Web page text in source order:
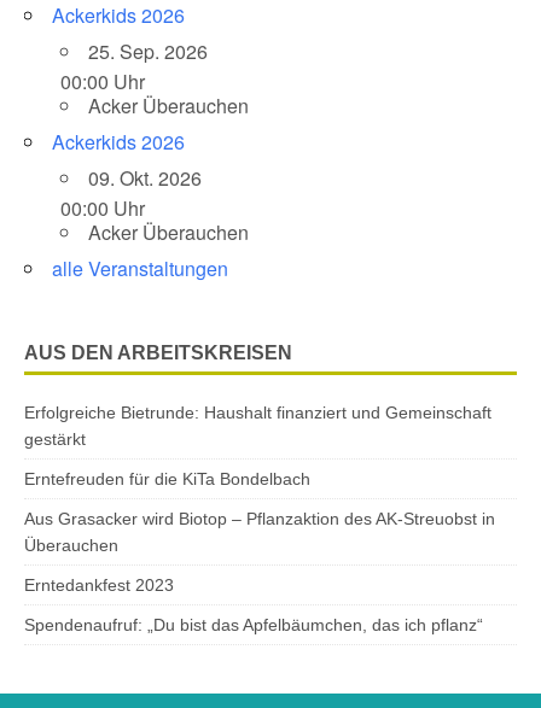
Ackerkids 2026
25. Sep. 2026
00:00 Uhr
Acker Überauchen
Ackerkids 2026
09. Okt. 2026
00:00 Uhr
Acker Überauchen
alle Veranstaltungen
AUS DEN ARBEITSKREISEN
Erfolgreiche Bietrunde: Haushalt finanziert und Gemeinschaft
gestärkt
Erntefreuden für die KiTa Bondelbach
Aus Grasacker wird Biotop – Pflanzaktion des AK-Streuobst in
Überauchen
Erntedankfest 2023
Spendenaufruf: „Du bist das Apfelbäumchen, das ich pflanz“